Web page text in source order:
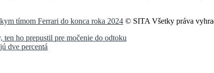
tímom Ferrari do konca roka 2024 © SITA Všetky práva
ho prepustil pre močenie do odtoku
dve percentá